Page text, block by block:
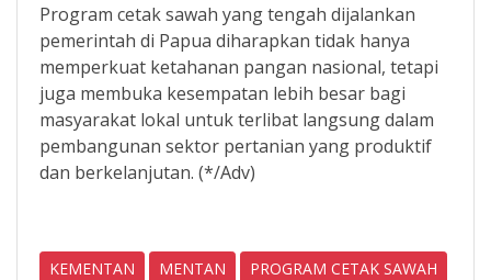
Program cetak sawah yang tengah dijalankan
pemerintah di Papua diharapkan tidak hanya
memperkuat ketahanan pangan nasional, tetapi
juga membuka kesempatan lebih besar bagi
masyarakat lokal untuk terlibat langsung dalam
pembangunan sektor pertanian yang produktif
dan berkelanjutan. (*/Adv)
KEMENTAN MENTAN
PROGRAM CETAK SAWAH